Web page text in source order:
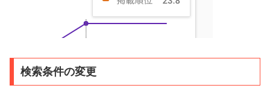
検索条件の変更